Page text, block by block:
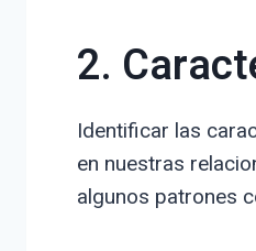
2.
Identificar las
en nuestras
algunos patrones